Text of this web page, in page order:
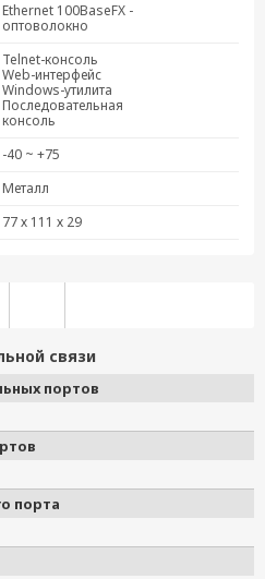
Ethernet 100BaseFX -
оптоволокно
Telnet-консоль
Web-интерфейс
Windows-утилита
Последовательная
консоль
-40 ~ +75
Металл
77 х 111 х 29
связи
портов
порта